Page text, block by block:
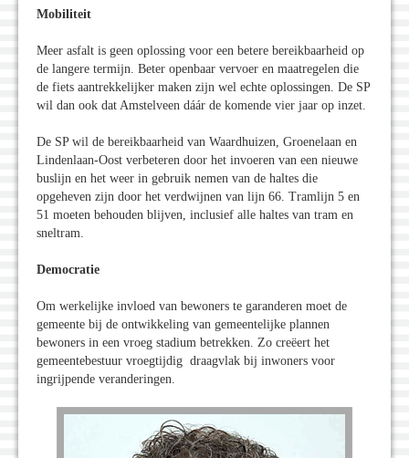
Mobiliteit
Meer asfalt is geen oplossing voor een betere bereikbaarheid op
de langere termijn. Beter openbaar vervoer en maatregelen die
de fiets aantrekkelijker maken zijn wel echte oplossingen. De SP
wil dan ook dat Amstelveen dáár de komende vier jaar op inzet.
De SP wil de bereikbaarheid van Waardhuizen, Groenelaan en
Lindenlaan-Oost verbeteren door het invoeren van een nieuwe
buslijn en het weer in gebruik nemen van de haltes die
opgeheven zijn door het verdwijnen van lijn 66. Tramlijn 5 en
51 moeten behouden blijven, inclusief alle haltes van tram en
sneltram.
Democratie
Om werkelijke invloed van bewoners te garanderen moet de
gemeente bij de ontwikkeling van gemeentelijke plannen
bewoners in een vroeg stadium betrekken. Zo creëert het
gemeentebestuur vroegtijdig draagvlak bij inwoners voor
ingrijpende veranderingen.